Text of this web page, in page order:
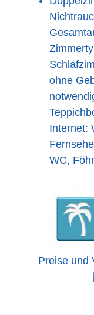
ohne
Internet:
WC,
Preise und